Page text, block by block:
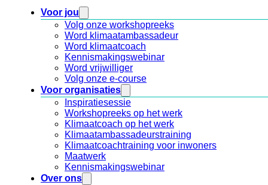
Voor jou
Volg onze workshopreeks
Word klimaatambassadeur
Word klimaatcoach
Kennismakingswebinar
Word vrijwilliger
Volg onze e-course
Voor organisaties
Inspiratiesessie
Workshopreeks op het werk
Klimaatcoach op het werk
Klimaatambassadeurstraining
Klimaatcoachtraining voor inwoners
Maatwerk
Kennismakingswebinar
Over ons